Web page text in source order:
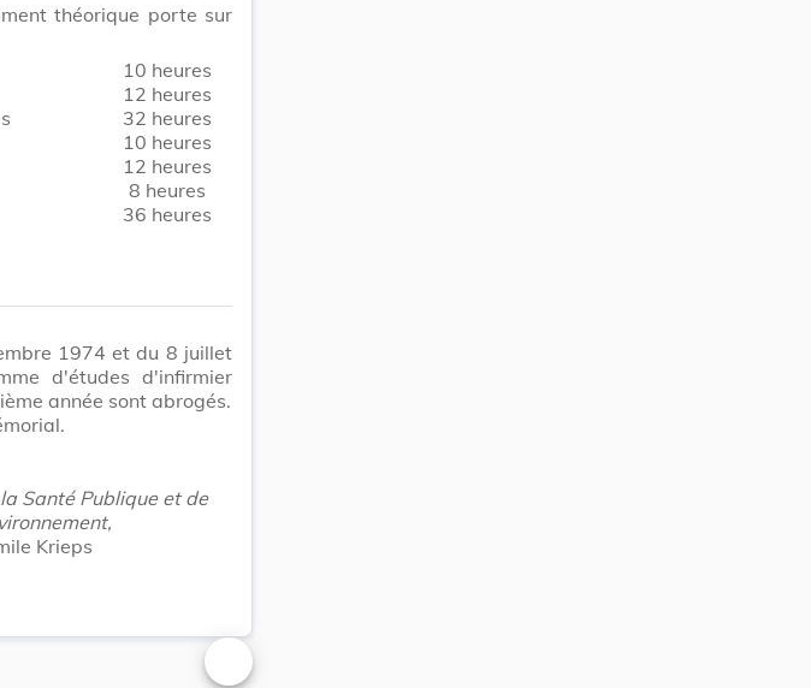
théorique porte sur
10 heures
12 heures
32 heures
10 heures
12 heures
8 heures
36 heures
1974 et du 8 juillet
d'études d'infirmier
année sont abrogés.
Santé Publique et de
Krieps